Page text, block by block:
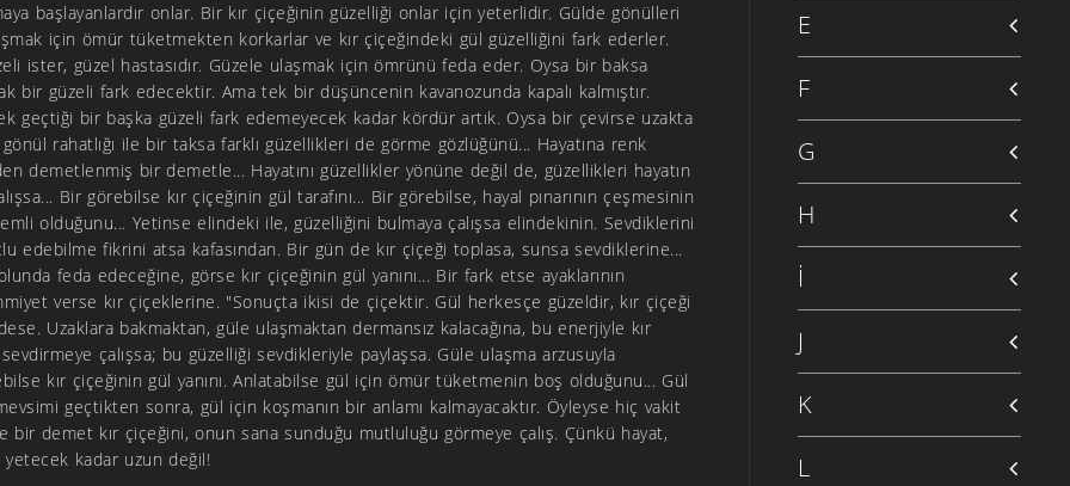
başlayanlardır onlar. Bir kır çiçeğinin güzelliği onlar için yeterlidir. Gülde gönülleri
için ömür tüketmekten korkarlar ve kır çiçeğindeki gül güzelliğini fark ederler.
ister, güzel hastasıdır. Güzele ulaşmak için ömrünü feda eder. Oysa bir baksa
bir güzeli fark edecektir. Ama tek bir düşüncenin kavanozunda kapalı kalmıştır.
geçtiği bir başka güzeli fark edemeyecek kadar kördür artık. Oysa bir çevirse uzakta
gönül rahatlığı ile bir taksa farklı güzellikleri de görme gözlüğünü... Hayatına renk
demetlenmiş bir demetle... Hayatını güzellikler yönüne değil de, güzellikleri hayatın
Bir görebilse kır çiçeğinin gül tarafını... Bir görebilse, hayal pınarının çeşmesinin
olduğunu... Yetinse elindeki ile, güzelliğini bulmaya çalışsa elindekinin. Sevdiklerini
edebilme fikrini atsa kafasından. Bir gün de kır çiçeği toplasa, sunsa sevdiklerine...
feda edeceğine, görse kır çiçeğinin gül yanını... Bir fark etse ayaklarının
verse kır çiçeklerine. "Sonuçta ikisi de çiçektir. Gül herkesçe güzeldir, kır çiçeği
Uzaklara bakmaktan, güle ulaşmaktan dermansız kalacağına, bu enerjiyle kır
çalışsa; bu güzelliği sevdikleriyle paylaşsa. Güle ulaşma arzusuyla
kır çiçeğinin gül yanını. Anlatabilse gül için ömür tüketmenin boş olduğunu... Gül
geçtikten sonra, gül için koşmanın bir anlamı kalmayacaktır. Öyleyse hiç vakit
bir demet kır çiçeğini, onun sana sunduğu mutluluğu görmeye çalış. Çünkü hayat,
yetecek kadar uzun değil!
E
F
G
H
İ
J
K
L